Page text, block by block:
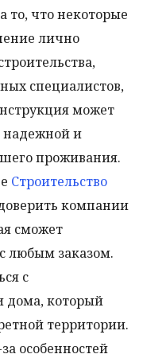
то, что некоторые
лично
специалистов,
может
надежной и
проживания.
Строительство
компании
сможет
любым заказом.
с
дома, который
территории.
особенностей